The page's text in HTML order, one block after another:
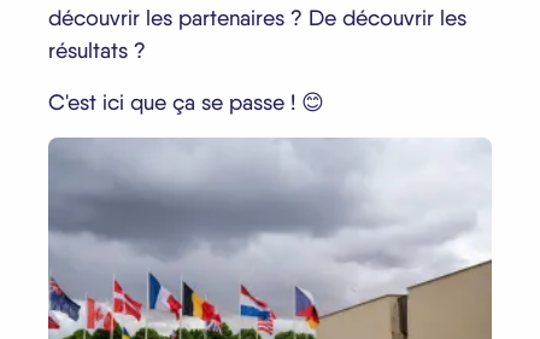
découvrir les partenaires ? De découvrir les
résultats ?
C'est ici que ça se passe ! 😊​